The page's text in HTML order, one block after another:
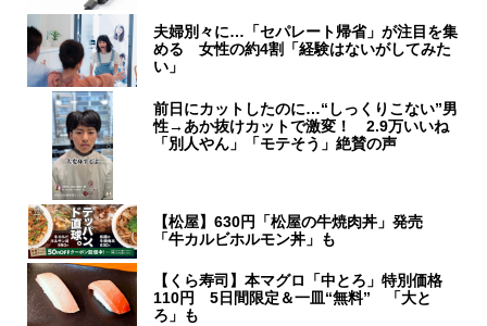
夫婦別々に…「セパレート帰省」が注目を集
める 女性の約4割「経験はないがしてみた
い」
前日にカットしたのに…“しっくりこない”男
性→あか抜けカットで激変！ 2.9万いいね
「別人やん」「モテそう」絶賛の声
【松屋】630円「松屋の牛焼肉丼」発売
「牛カルビホルモン丼」も
【くら寿司】本マグロ「中とろ」特別価格
110円 5日間限定＆一皿“無料” 「大と
ろ」も